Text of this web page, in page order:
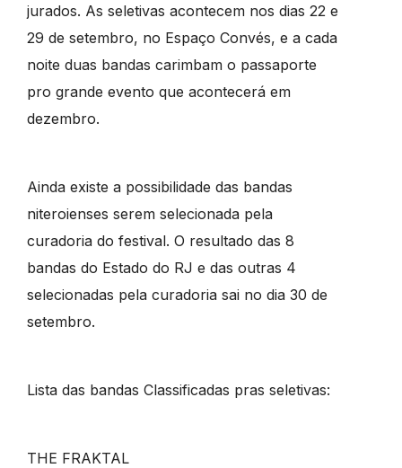
jurados. As seletivas acontecem nos dias 22 e
29 de setembro, no Espaço Convés, e a cada
noite duas bandas carimbam o passaporte
pro grande evento que acontecerá em
dezembro.
Ainda existe a possibilidade das bandas
niteroienses serem selecionada pela
curadoria do festival. O resultado das 8
bandas do Estado do RJ e das outras 4
selecionadas pela curadoria sai no dia 30 de
setembro.
Lista das bandas Classificadas pras seletivas:
THE FRAKTAL